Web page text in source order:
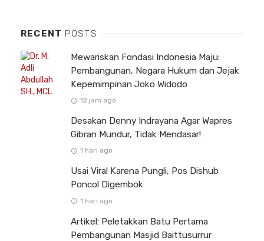
RECENT POSTS
Mewariskan Fondasi Indonesia Maju:
Pembangunan, Negara Hukum dan Jejak
Kepemimpinan Joko Widodo
12 jam ago
Desakan Denny Indrayana Agar Wapres
Gibran Mundur, Tidak Mendasar!
1 hari ago
Usai Viral Karena Pungli, Pos Dishub
Poncol Digembok
1 hari ago
Artikel: Peletakkan Batu Pertama
Pembangunan Masjid Baittusurrur